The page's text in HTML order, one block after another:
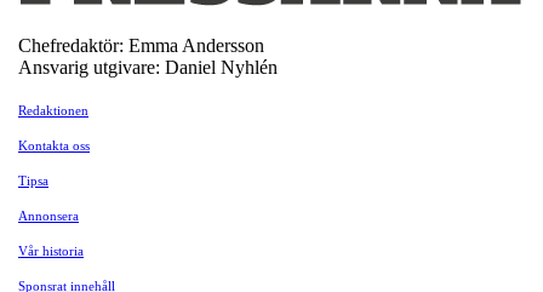
Chefredaktör: Emma Andersson
Ansvarig utgivare: Daniel Nyhlén
Redaktionen
Kontakta oss
Tipsa
Annonsera
Vår historia
Sponsrat innehåll